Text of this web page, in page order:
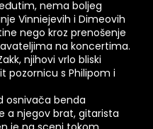
nema boljeg
Vinniejevih i Dimeovih
nego kroz prenošenje
na koncertima.
njihovi vrlo bliski
pozornicu s Philipom i
osnivača benda
a njegov brat, gitarista